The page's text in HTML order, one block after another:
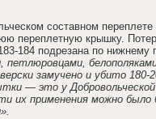
составном
переплетную крышку.
184 подрезана по нижнему
петлюровцами,
замучено и убито
— это у
их применения можно